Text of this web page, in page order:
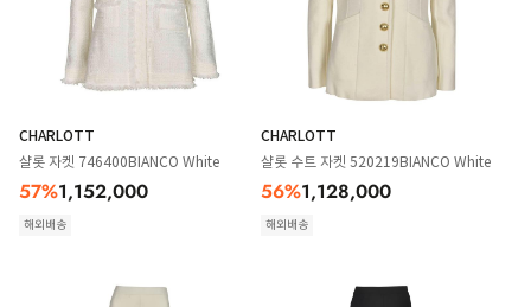
CHARLOTT
샬롯 자켓 746400BIANCO White
57%1,152,000
해외배송
CHARLOTT
샬롯 수트 자켓 520219BIANCO White
56%1,128,000
해외배송